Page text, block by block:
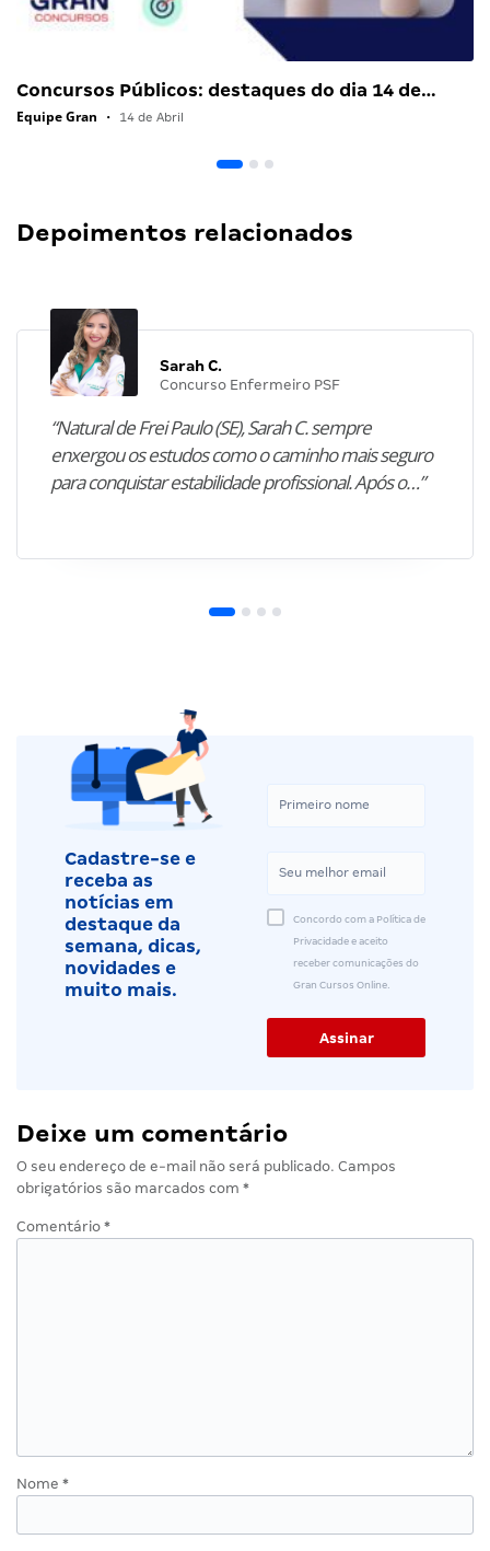
Concursos Públicos: destaques do dia 14 de…
Equipe Gran • 14 de Abril
Depoimentos relacionados
Sarah C.
Concurso Enfermeiro PSF
“Natural de Frei Paulo (SE), Sarah C. sempre
enxergou os estudos como o caminho mais seguro
para conquistar estabilidade profissional. Após o…”
Cadastre-se e
receba as
notícias em
destaque da
semana, dicas,
novidades e
muito mais.
Concordo com a Política de
Privacidade e aceito
receber comunicações do
Gran Cursos Online.
Deixe um comentário
O seu endereço de e-mail não será publicado. Campos
obrigatórios são marcados com *
Comentário *
Nome *